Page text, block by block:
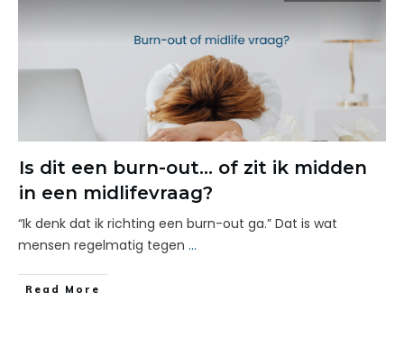
Is dit een burn-out… of zit ik midden
in een midlifevraag?
“Ik denk dat ik richting een burn-out ga.” Dat is wat
mensen regelmatig tegen ...
Read More